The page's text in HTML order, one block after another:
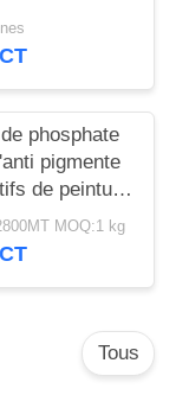
la
des métaux
phosphate
pigmente
de peinture
de
MOQ:1 kg
Tous